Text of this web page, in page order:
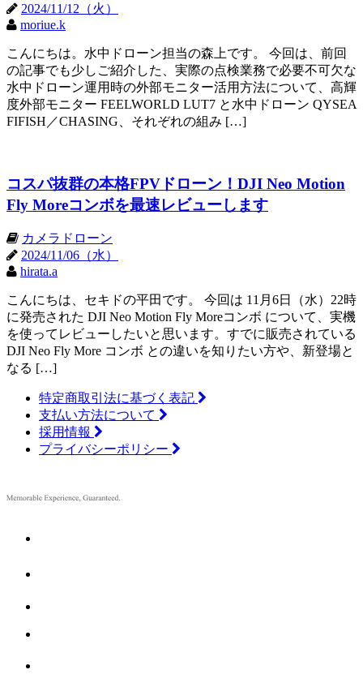
2024/11/12（火）
moriue.k
こんにちは。水中ドローン担当の森上です。 今回は、前回
の記事でも少しご紹介した、実際の点検業務で必要不可欠な
水中ドローン運用時の外部モニター活用方法について、高輝
度外部モニター FEELWORLD LUT7 と水中ドローン QYSEA
FIFISH／CHASING、それぞれの組み […]
コスパ抜群の本格FPVドローン！DJI Neo Motion
Fly Moreコンボを最速レビューします
カメラドローン
2024/11/06（水）
hirata.a
こんにちは、セキドの平田です。 今回は 11月6日（水）22時
に発売された DJI Neo Motion Fly Moreコンボ について、実機
を使ってレビューしたいと思います。すでに販売されている
DJI Neo Fly More コンボ との違いを知りたい方や、新登場と
なる […]
特定商取引法に基づく表記
支払い方法について
採用情報
プライバシーポリシー